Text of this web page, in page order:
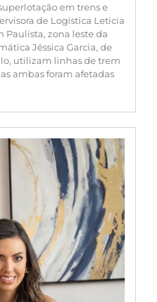
em trens e
de Logística Leticia
Paulista, zona leste da
Jéssica Garcia, de
utilizam linhas de trem
ambas foram afetadas